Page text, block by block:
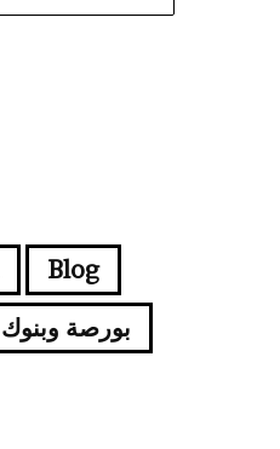
Blog
بورصة وبنوك